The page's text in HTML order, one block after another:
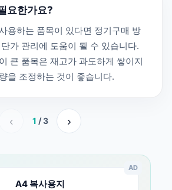
요한가요?
용하는 품목이 있다면 정기구매 방
가 관리에 도움이 될 수 있습니다.
큰 품목은 재고가 과도하게 쌓이지
을 조정하는 것이 좋습니다.
‹ 1 / 3 ›
AD
A4 복사용지